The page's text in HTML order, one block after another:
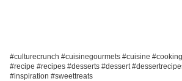
#culturecrunch #cuisinegourmets #cuisine
#recipe #recipes #desserts #dessert
#inspiration #sweettreats